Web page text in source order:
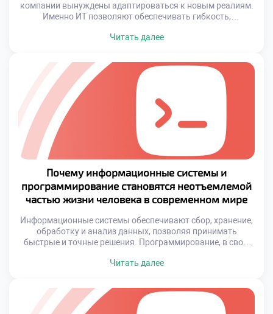
компании вынуждены адаптироваться к новым реалиям.
Именно ИТ позволяют обеспечивать гибкость,
только хранить и обрабатывать информацию, но и
ресурсы и минимизировать ошибки. Современные
организации всё чаще рассматривают внедрение
информационных технологий как ключевой элемент
корпоративной стратегии. Если вы хотите стать […]
Читать далее
Почему информационные системы и
программирование становятся неотъемлемой
частью жизни человека в современном мире
Информационные системы обеспечивают сбор, хранение,
обработку и анализ данных, позволяя принимать
быстрые и точные решения. Программирование, в свою
которого создаются новые технологии,
инновационные идеи. Современный человек
сталкивается с этими технологиями ежедневно, даже
если сам не осознаёт их масштабное влияние. Развитие
Читать далее